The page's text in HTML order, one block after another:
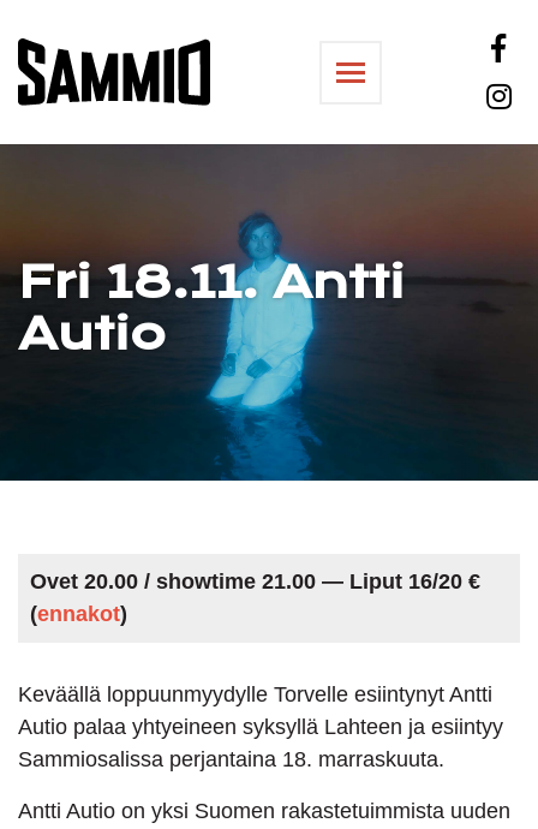
Fri 18.11.Antti
Autio
Ovet 20.00 / showtime 21.00 — Liput 16/20 €
(ennakot)
Keväällä loppuunmyydylle Torvelle esiintynyt Antti
Autio palaa yhtyeineen syksyllä Lahteen ja esiintyy
Sammiosalissa perjantaina 18. marraskuuta.
Antti Autio on yksi Suomen rakastetuimmista uuden